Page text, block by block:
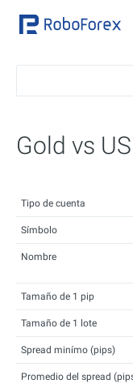
Gold vs
Tipo de cuenta
Símbolo
Nombre
Tamaño de 1 pip
Tamaño de 1 lote
Spread minímo (pips)
Promedio del spread